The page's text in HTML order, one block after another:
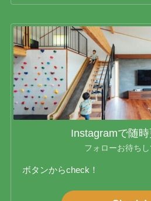
Instagramで随時
フォローお待ち
ボタンからcheck！